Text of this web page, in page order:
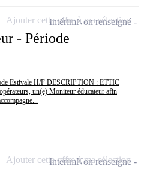
- Période
Estivale H/F DESCRIPTION : ETTIC
un(e) Moniteur éducateur afin
IntérimNon renseigné
Ajouter cette offre à ma sélection
IntérimNon renseigné
Ajouter cette offre à ma sélection